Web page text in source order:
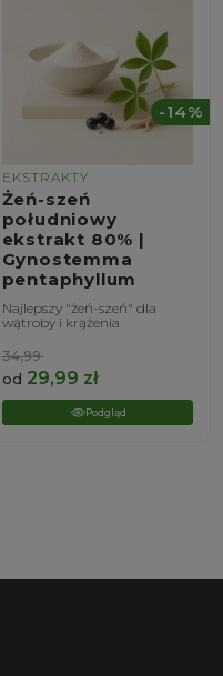
EKSTRAKTY
Żeń-szeń
południowy
ekstrakt 80% |
Gynostemma
pentaphyllum
Najlepszy "żeń-szeń" dla
wątroby i krążenia
-14%
od 29,99 zł
34,99
Podgląd